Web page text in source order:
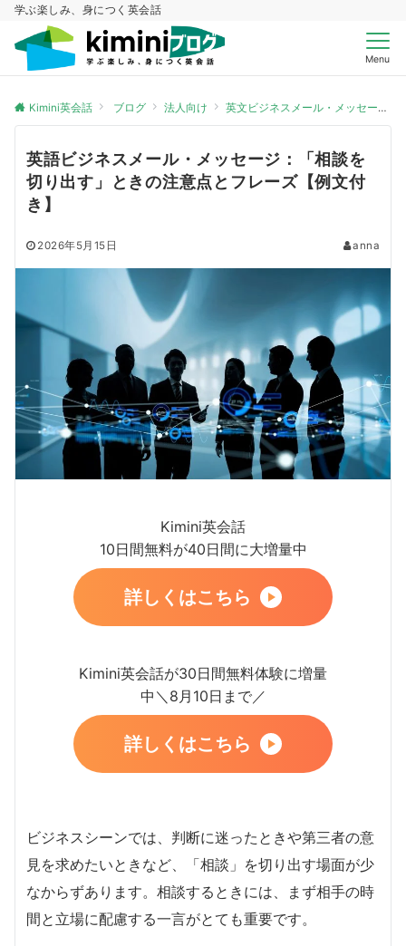
学ぶ楽しみ、身につく英会話
Menu
Kimini英会話 ブログ 法人向け 英文ビジネスメール・メッセージ
英語ビジネスメール・メッセージ：「相談を
切り出す」ときの注意点とフレーズ【例文付
き】
2026年5月15日 anna
Kimini英会話
10日間無料が40日間に大増量中
詳しくはこちら
Kimini英会話が30日間無料体験に増量
中＼8月10日まで／
詳しくはこちら
ビジネスシーンでは、判断に迷ったときや第三者の意
見を求めたいときなど、「相談」を切り出す場面が少
なからずあります。相談するときには、まず相手の時
間と立場に配慮する一言がとても重要です。